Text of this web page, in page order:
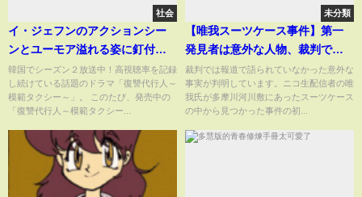
社会
イ・ジェフンのアクションシー
ンとユーモア溢れる姿に釘付け
♡「復讐代行人～模範タクシー
～」メイキング映像第２弾公開
中！
韓国でシーズン２放送中！高視聴率を記録
し続けている話題のドラマ「復讐代行人～
模範タクシー～」。 このたび、発売中の
「復讐代行人～模範タクシー...
未分類
【唯我スーツケース事件】第一
発見者は意外な人物、裁判で明
らかになった5人の手口【初公
判】
裁判では報道で語られていなかった意外な
事実が判明しています。ニコ生配信者の唯
我氏が多摩川河川敷にあったスーツケース
の中から見つかった事件の初...